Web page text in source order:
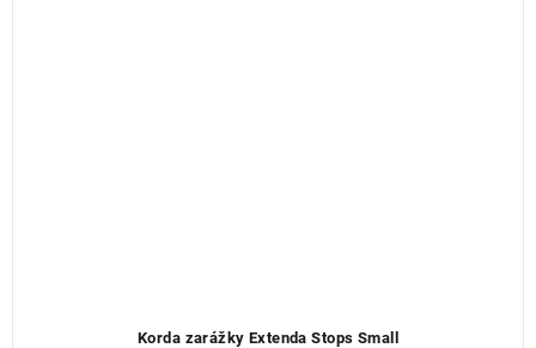
Korda zarážky Extenda Stops Small